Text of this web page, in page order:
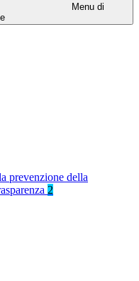
Menu di
prevenzione della
2